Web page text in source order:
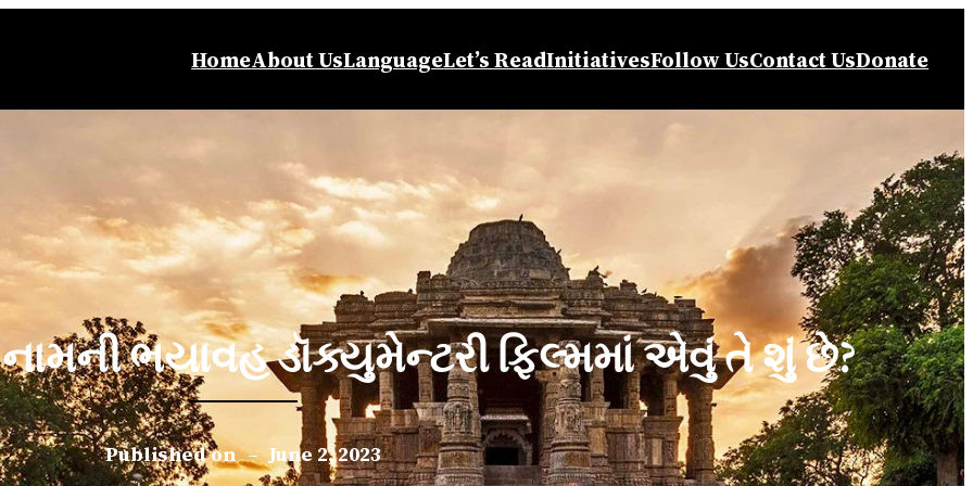
HomeAbout UsLanguageLet’s ReadInitiativesFollow UsContact UsDonate
નામની ભયાવહ ડૉક્યુમેન્ટરી ફિલ્મમાં એવું તે શું છે?
Published on – June 2, 2023